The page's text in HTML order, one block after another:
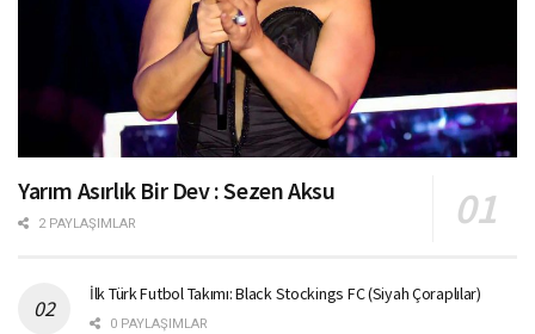
Yarım Asırlık Bir Dev : Sezen Aksu
2 PAYLAŞIMLAR
İlk Türk Futbol Takımı: Black Stockings FC (Siyah Çoraplılar)
0 PAYLAŞIMLAR